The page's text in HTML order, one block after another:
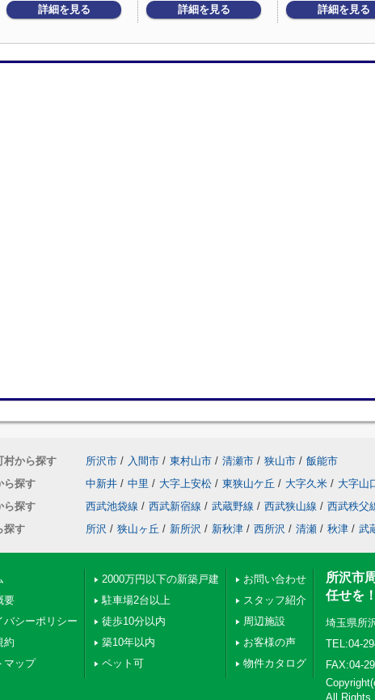
詳細を見る 詳細を見る 詳細を見る
村から探す 所沢市 / 入間市 / 東村山市 / 清瀬市 / 狭山市 / 飯能市
ら探す
中新井 / 中里 / 大字上安松 / 東狭山ケ丘 / 大字久米 / 大字山
ら探す
西武池袋線 / 西武新宿線 / 武蔵野線 / 西武狭山線 / 西武秩父
探す
所沢 / 狭山ヶ丘 / 新所沢 / 新秋津 / 西所沢 / 清瀬 / 秋津 / 武
要
バシーポリシー
約
マップ
2000万円以下の新築戸建
駐車場2台以上
徒歩10分以内
築10年以内
ペット可
お問い合わせ
スタッフ紹介
周辺施設
お客様の声
物件カタログ
所沢市
任せを！
埼玉県所
TEL:04-
FAX:04-
All Rights